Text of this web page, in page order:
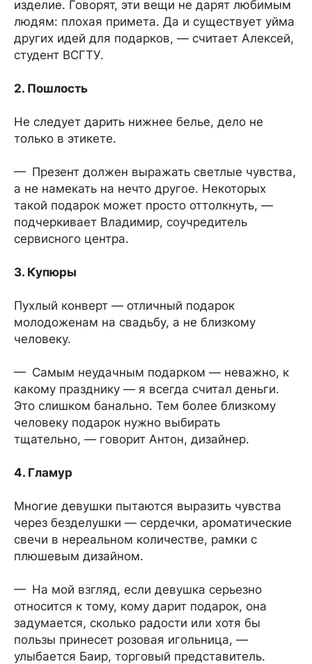
изделие. Говорят, эти вещи не дарят любимым
людям: плохая примета. Да и существует уйма
других идей для подарков, — считает Алексей,
студент ВСГТУ.
2. Пошлость
Не следует дарить нижнее белье, дело не
только в этикете.
— Презент должен выражать светлые чувства,
а не намекать на нечто другое. Некоторых
такой подарок может просто оттолкнуть, —
подчеркивает Владимир, соучредитель
сервисного центра.
3. Купюры
Пухлый конверт — отличный подарок
молодоженам на свадьбу, а не близкому
человеку.
— Самым неудачным подарком — неважно, к
какому празднику — я всегда считал деньги.
Это слишком банально. Тем более близкому
человеку подарок нужно выбирать
тщательно, — говорит Антон, дизайнер.
4. Гламур
Многие девушки пытаются выразить чувства
через безделушки — сердечки, ароматические
свечи в нереальном количестве, рамки с
плюшевым дизайном.
— На мой взгляд, если девушка серьезно
относится к тому, кому дарит подарок, она
задумается, сколько радости или хотя бы
пользы принесет розовая игольница, —
улыбается Баир, торговый представитель.